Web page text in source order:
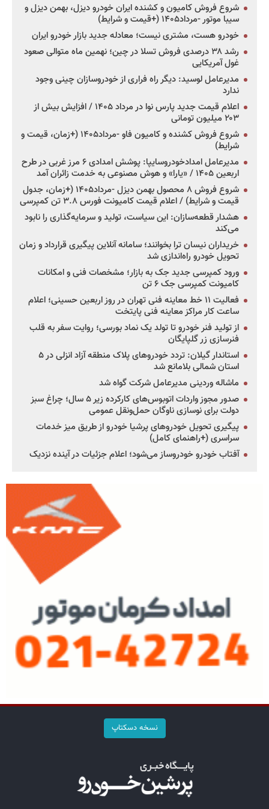
شروع فروش کامیون و کشنده ایران خودرو دیزل، بهمن دیزل و
سیبا موتور -مرداد۱۴۰۵ (+قیمت و شرایط)
خودرو هست، مشتری نیست؛ معادله جدید بازار خودرو ایران
رشد ۳۸ درصدی فروش تسلا در چین؛ نهمین ماه متوالی صعود
غول آمریکایی
مدیرعامل لوسید: دیگر راه فراری از خودروسازان چینی وجود
ندارد
اعلام قیمت جدید پارس نوا در مرداد ۱۴۰۵ / افزایش بیش از
۲۰۳ میلیون تومانی
شروع فروش کشنده و کامیون فاو -مرداد۱۴۰۵ (+زمان، قیمت و
شرایط)
مدیرعامل امدادخودروسایپا: پوشش امدادی ۶ مرز غربی در طرح
اربعین ۱۴۰۵ / «یارا» و هوش مصنوعی به خدمت زائران آمد
شروع فروش ۸ محصول بهمن دیزل -مرداد۱۴۰۵ (+زمان، جدول
قیمت و شرایط) / اعلام قیمت کامیونت فورس ۳.۸ تن کمپرسی
هشدار قطعه‌سازان: این سیاست، تولید و سرمایه‌گذاری را نابود
می‌کند
خریداران نیسان ترا بخوانند؛ سامانه آنلاین پیگیری قرارداد و زمان
تحویل خودرو راه‌اندازی شد
ورود کمپرسی جدید جک به بازار؛ مشخصات فنی و امکانات
کامیونت کمپرسی جک ۶ تن
فعالیت ۱۱ خط معاینه فنی تهران در روز اربعین حسینی؛ اعلام
ساعت کار مراکز معاینه فنی پایتخت
از تولید فنر خودرو تا تولد یک نماد بورسی؛ روایت سفر به قلب
فنرسازی زر گلپایگان
استاندار گیلان: تردد خودروهای پلاک منطقه آزاد انزلی در ۵
استان شمالی بلامانع شد
ماشاله وردینی مدیرعامل شرکت گواه شد
صدور مجوز واردات اتوبوس‌های کارکرده زیر ۵ سال؛ چراغ سبز
دولت برای نوسازی ناوگان حمل‌ونقل عمومی
پیگیری تحویل خودروهای پرشیا خودرو از طریق میز خدمات
سراسری (+راهنمای کامل)
آفتاب خودرو خودروساز می‌شود؛ اعلام جزئیات در آینده نزدیک
نسخه دسکتاپ